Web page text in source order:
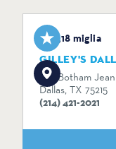
3,18 miglia
GILLEY'S
1135 Botham
Dallas, TX 75215
(214) 421-2021